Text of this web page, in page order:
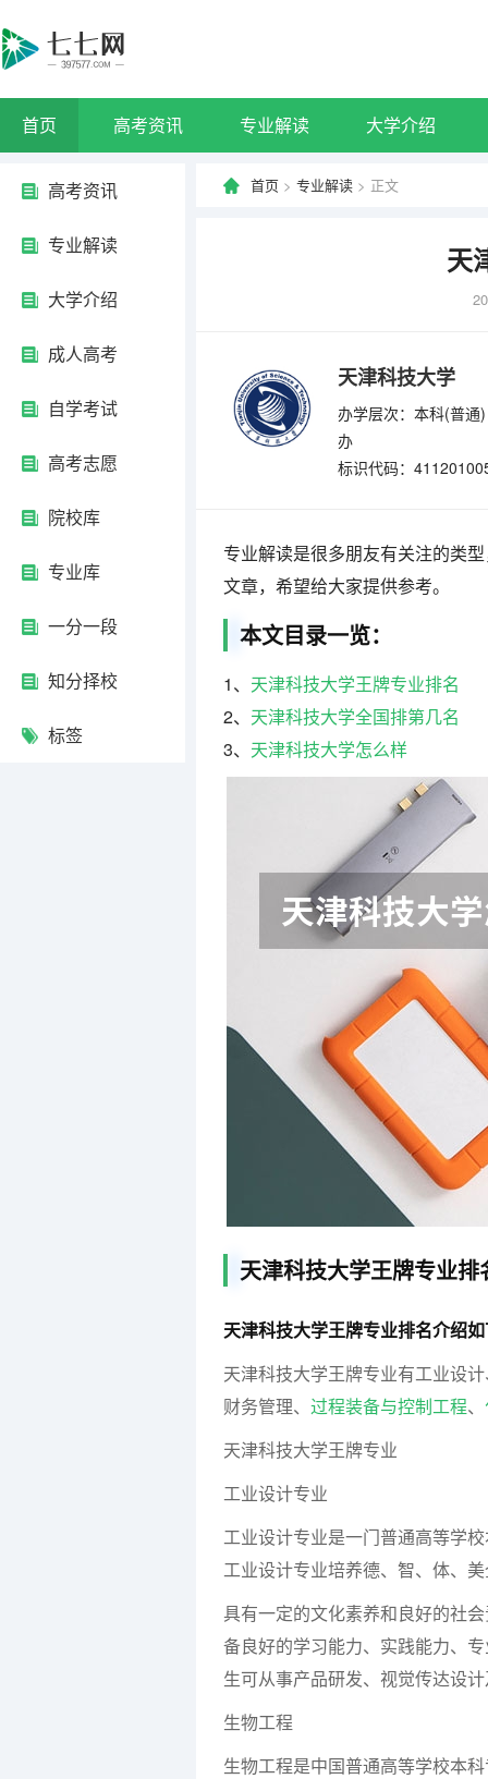
首页 高考资讯 专业解读 大学介绍
高考资讯
专业解读
大学介绍
成人高考
自学考试
高考志愿
院校库
专业库
一分一段
知分择校
标签
首页 > 专业解读 > 正文
天
天津科技大学
办学层次：本科(普通)
办
标识代码：
专业解读是很多朋友有关注的类
文章，希望给大家提供参考。
本文目录一览：
1、 天津科技大学王牌专业排名
2、 天津科技大学全国排第几名
3、 天津科技大学怎么样
天津科技大学王牌专业排
天津科技大学王牌专业排名介绍
天津科技大学王牌专业有工业设
财务管理、 过程装备与控制工程、
天津科技大学王牌专业
工业设计专业
工业设计专业是一门普通高等学
工业设计专业培养德、智、体、
具有一定的文化素养和良好的社
备良好的学习能力、实践能力、
生可从事产品研发、视觉传达设
生物工程
生物工程是中国普通高等学校本